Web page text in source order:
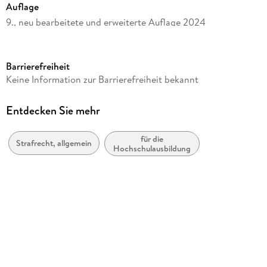
Auflage
9., neu bearbeitete und erweiterte Auflage 2024
Reihe
Autor/Autorin
Verlag/Hersteller
Müller C.F.
Barrierefreiheit
Keine Information zur Barrierefreiheit bekannt
Entdecken Sie mehr
Strafrecht, allgemein
für die
Hochschulausbildung